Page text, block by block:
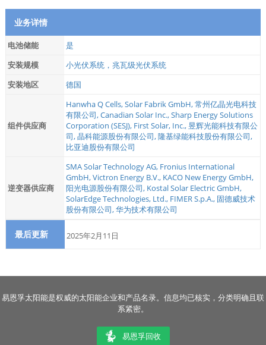
业务详情
电池储能
是
安装规模
小光伏系统，兆瓦级光伏系统
安装地区
德国
组件供应商
Hanwha Q Cells,Solar Fabrik GmbH,常州亿晶光电科技
有限公司,Canadian Solar Inc.,Sharp Energy Solutions
Corporation (SESJ), First Solar, Inc., 昱辉光能科技有限公
司,晶科能源股份有限公司,隆基绿能科技股份有限公司,
比亚迪股份有限公司
逆变器供应商
SMA Solar Technology AG, Fronius International
GmbH,Victron Energy B.V., KACO New Energy GmbH,
阳光电源股份有限公司, Kostal Solar Electric GmbH,
SolarEdge Technologies, Ltd., FIMER S.p.A., 固德威技术
股份有限公司,华为技术有限公司
最后更新 2025年2月11日
易恩孚太阳能是权威的太阳能企业和产品名录。信息均已核实，分类明确且联
系紧密。
易恩孚回收